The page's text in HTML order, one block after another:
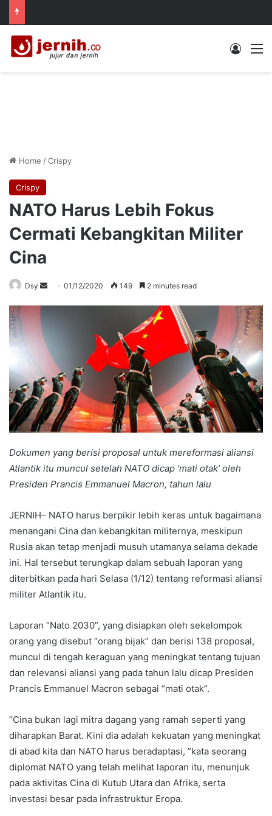
Log In
Home /Crispy
Crispy
NATO Harus Lebih Fokus
Cermati Kebangkitan Militer
Cina
Dsy
Send01/12/2020 149 2 minutes read
Dokumen yang berisi proposal untuk mereformasi aliansi
Atlantik itu muncul setelah NATO dicap ‘mati otak’ oleh
Presiden Prancis Emmanuel Macron, tahun lalu
JERNIH– NATO harus berpikir lebih keras untuk bagaimana
menangani Cina dan kebangkitan militernya, meskipun
Rusia akan tetap menjadi musuh utamanya selama dekade
ini. Hal tersebut terungkap dalam sebuah laporan yang
diterbitkan pada hari Selasa (1/12) tentang reformasi aliansi
militer Atlantik itu.
Laporan “Nato 2030”, yang disiapkan oleh sekelompok
orang yang disebut “orang bijak” dan berisi 138 proposal,
muncul di tengah keraguan yang meningkat tentang tujuan
dan relevansi aliansi yang pada tahun lalu dicap Presiden
Prancis Emmanuel Macron sebagai “mati otak”.
“Cina bukan lagi mitra dagang yang ramah seperti yang
diharapkan Barat. Kini dia adalah kekuatan yang meningkat
di abad kita dan NATO harus beradaptasi, ”kata seorang
diplomat NATO yang telah melihat laporan itu, menunjuk
pada aktivitas Cina di Kutub Utara dan Afrika, serta
investasi besar pada infrastruktur Eropa.